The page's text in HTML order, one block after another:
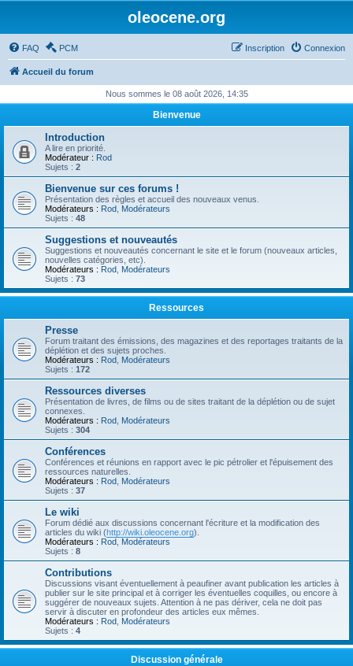
oleocene.org
FAQ PCM Connexion
Inscription
Accueil du forum
Nous sommes le 08 août 2026, 14:35
Bienvenue
Introduction
A lire en priorité.
Modérateur : Rod
Sujets : 2
Bienvenue sur ces forums !
Présentation des règles et accueil des nouveaux venus.
Modérateurs : Rod Modérateurs
Sujets : 48
Suggestions et nouveautés
Suggestions et nouveautés concernant le site et le forum (nouveaux articles,
nouvelles catégories, etc).
Modérateurs : Rod Modérateurs
Sujets : 73
Ressources
Presse
Forum traitant des émissions, des magazines et des reportages traitants de la
déplétion et des sujets proches.
Modérateurs : Rod Modérateurs
Sujets : 172
Ressources diverses
Présentation de livres, de films ou de sites traitant de la déplétion ou de sujet
connexes.
Modérateurs : Rod Modérateurs
Sujets : 304
Conférences
Conférences et réunions en rapport avec le pic pétrolier et l'épuisement des
ressources naturelles.
Modérateurs : Rod Modérateurs
Sujets : 37
Le wiki
Forum dédié aux discussions concernant l'écriture et la modification des
articles du wiki (http://wiki.oleocene.org).
Modérateurs : Rod Modérateurs
Sujets : 8
Contributions
Discussions visant éventuellement à peaufiner avant publication les articles à
publier sur le site principal et à corriger les éventuelles coquilles, ou encore à
suggérer de nouveaux sujets. Attention à ne pas dériver, cela ne doit pas
servir à discuter en profondeur des articles eux mêmes.
Modérateurs : Rod Modérateurs
Sujets : 4
Discussion générale